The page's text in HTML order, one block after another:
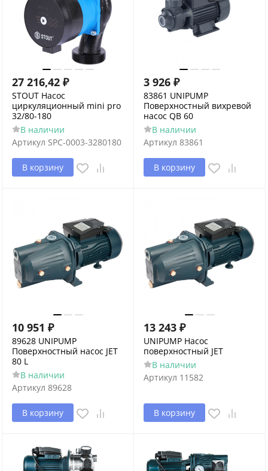
27 216,42 ₽
STOUT Насос
циркуляционный mini pro
32/80-180
В наличии
Артикул SPC-0003-3280180
В корзину
3 926 ₽
83861 UNIPUMP
Поверхностный вихревой
насос QB 60
В наличии
Артикул 83861
В корзину
10 951 ₽
89628 UNIPUMP
Поверхностный насос JET
80 L
В наличии
Артикул 89628
В корзину
13 243 ₽
UNIPUMP Насос
поверхностный JET
В наличии
Артикул 11582
В корзину